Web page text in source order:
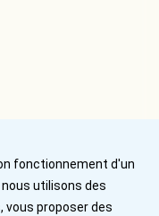
fonctionnement d'un
utilisons des
proposer des